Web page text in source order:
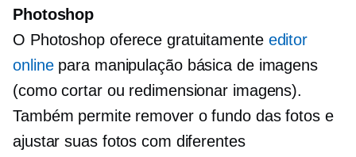
Photoshop
O Photoshop oferece gratuitamente editor
onlinepara manipulação básica de imagens
(como cortar ou redimensionar imagens).
Também permite remover o fundo das fotos e
ajustar suas fotos com diferentes